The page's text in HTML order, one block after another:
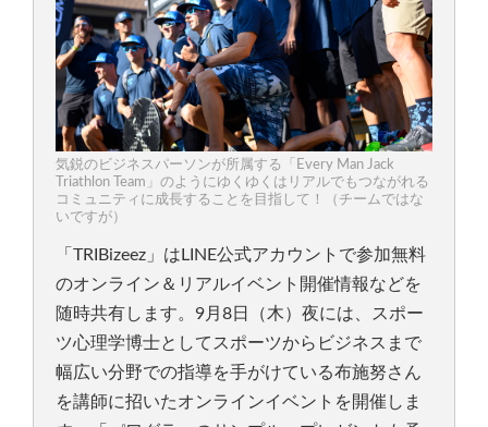
気鋭のビジネスパーソンが所属する「Every Man Jack
Triathlon Team」のようにゆくゆくはリアルでもつながれる
コミュニティに成長することを目指して！（チームではな
いですが）
「TRIBizeez」はLINE公式アカウントで参加無料
のオンライン＆リアルイベント開催情報などを
随時共有します。9月8日（木）夜には、スポー
ツ心理学博士としてスポーツからビジネスまで
幅広い分野での指導を手がけている布施努さん
を講師に招いたオンラインイベントを開催しま